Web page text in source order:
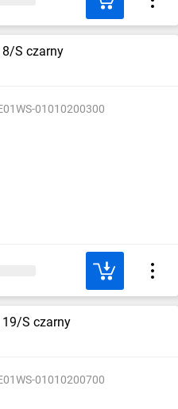
8/S czarny
01010200300
19/S czarny
01010200700